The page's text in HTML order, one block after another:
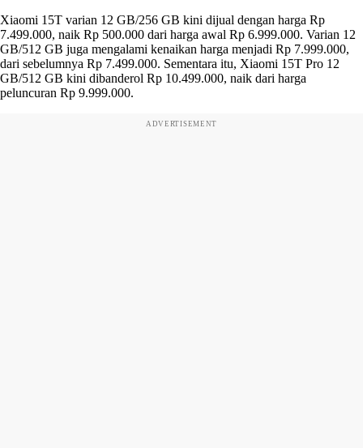
Xiaomi 15T varian 12 GB/256 GB kini dijual dengan harga Rp
7.499.000, naik Rp 500.000 dari harga awal Rp 6.999.000. Varian 12
GB/512 GB juga mengalami kenaikan harga menjadi Rp 7.999.000,
dari sebelumnya Rp 7.499.000. Sementara itu, Xiaomi 15T Pro 12
GB/512 GB kini dibanderol Rp 10.499.000, naik dari harga
peluncuran Rp 9.999.000.
ADVERTISEMENT